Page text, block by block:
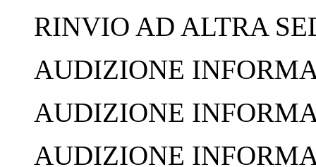
RINVIO AD ALTRA
AUDIZIONE
AUDIZIONE
AUDIZIONE